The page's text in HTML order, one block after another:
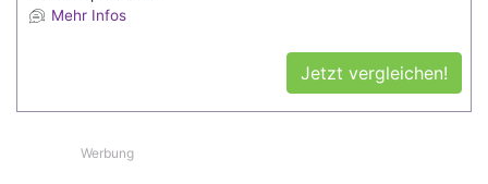
Mehr Infos
Jetzt vergleichen!
Werbung